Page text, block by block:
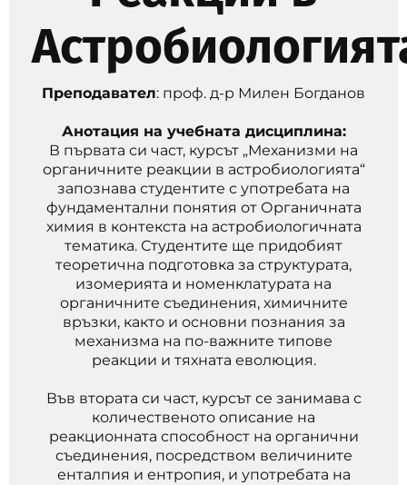
Преподавател: проф. д-р Милен Богданов
Анотация на учебната дисциплина:
В първата си част, курсът „Механизми на
органичните реакции в астробиологията“
запознава студентите с употребата на
фундаментални понятия от Органичната
химия в контекста на астробиологичната
тематика. Студентите ще придобият
теоретична подготовка за структурата,
изомерията и номенклатурата на
органичните съединения, химичните
връзки, както и основни познания за
механизма на по-важните типове
реакции и тяхната еволюция.
Във втората си част, курсът се занимава с
количественото описание на
реакционната способност на органични
съединения, посредством величините
енталпия и ентропия, и употребата на